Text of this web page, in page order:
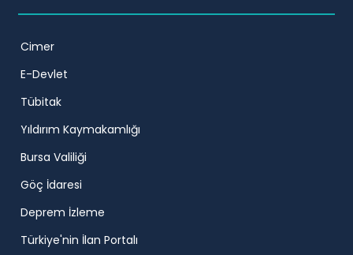
Cimer
E-Devlet
Tübitak
Yıldırım Kaymakamlığı
Bursa Valiliği
Göç İdaresi
Deprem İzleme
Türkiye'nin İlan Portalı